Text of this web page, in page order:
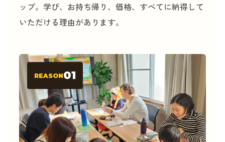
ップ。学び、お持ち帰り、価格、すべてに納得して
いただける理由があります。
REASON01